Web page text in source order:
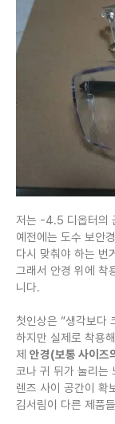
저는 -4.5 디옵터의
예전에는 도수 보안
다시 맞춰야 하는 번
그래서 안경 위에 착
니다.
첫인상은 “생각보다
하지만 실제로 착용
제 안경(보통 사이즈
코나 귀 뒤가 눌리는
렌즈 사이 공간이 확
김서림이 다른 제품